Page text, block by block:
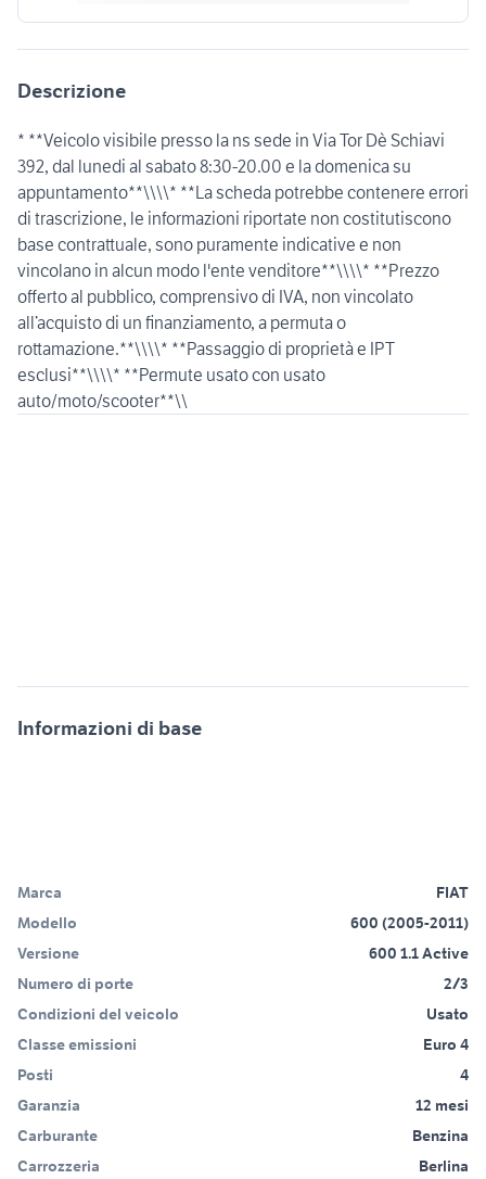
Descrizione
* **Veicolo visibile presso la ns sede in Via Tor Dè Schiavi
392, dal lunedi al sabato 8:30-20.00 e la domenica su
appuntamento**\\\\* **La scheda potrebbe contenere errori
di trascrizione, le informazioni riportate non costitutiscono
base contrattuale, sono puramente indicative e non
vincolano in alcun modo l'ente venditore**\\\\* **Prezzo
offerto al pubblico, comprensivo di IVA, non vincolato
all’acquisto di un finanziamento, a permuta o
rottamazione.**\\\\* **Passaggio di proprietà e IPT
esclusi**\\\\* **Permute usato con usato
Informazioni di base
Marca
FIAT
Modello
600 (2005-2011)
Versione
600 1.1 Active
Numero di porte
2/3
Condizioni del veicolo
Usato
Classe emissioni
Euro 4
Posti
4
Garanzia
12 mesi
Carburante
Benzina
Carrozzeria
Berlina